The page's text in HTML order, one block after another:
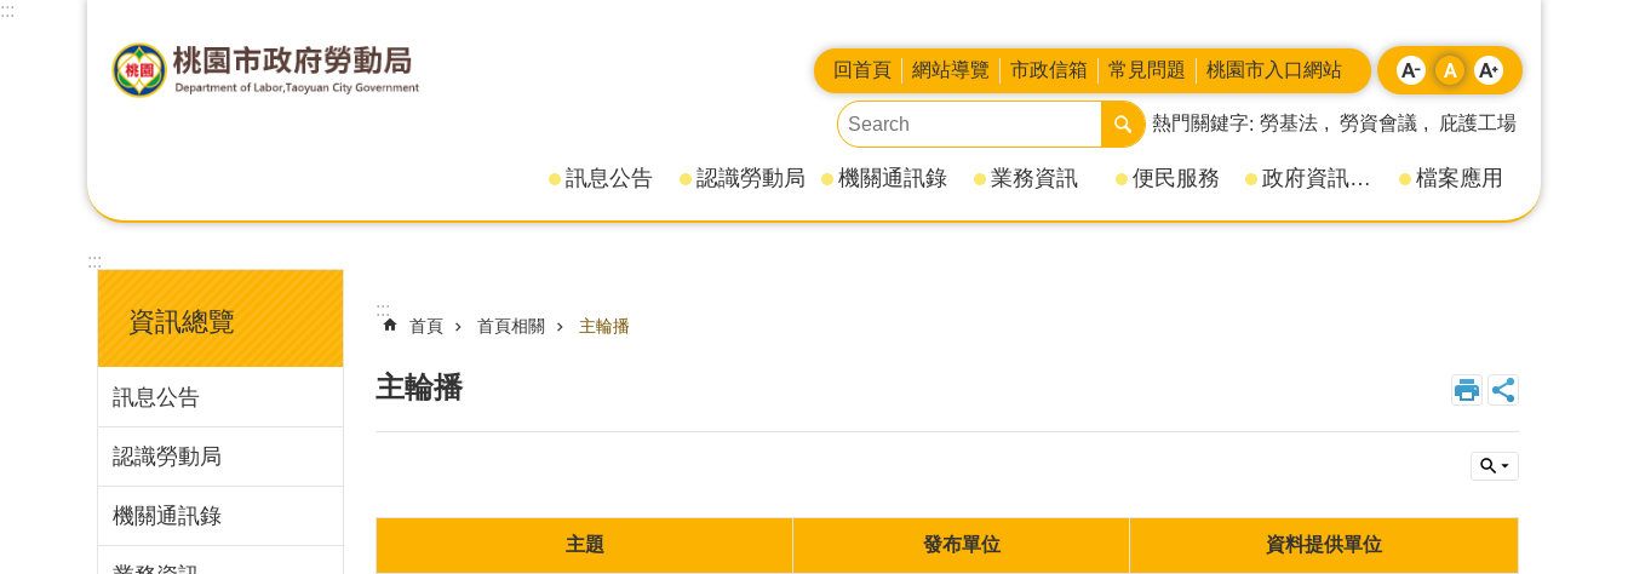
:::
回首頁 網站導覽 市政信箱 常見問題 桃園市入口網站
熱門關鍵字 勞基法 勞資會議 庇護工場
訊息公告 認識勞動局 機關通訊錄 業務資訊 便民服務 政府資訊公開 檔案應用
:::
資訊總覽
訊息公告
認識勞動局
機關通訊錄
:::
首頁 首頁相關 主輪播
主輪播
主題 發布單位 資料提供單位